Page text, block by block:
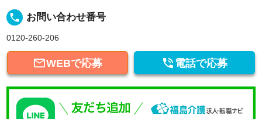
local_phone お問い合わせ番号
0120-260-206
WEBで応募  電話で応募